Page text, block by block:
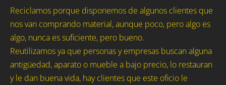
Reciclamos porque disponemos de algunos clientes que
nos van comprando material, aunque poco, pero algo es
algo, nunca es suficiente, pero bueno.
Reutilizamos ya que personas y empresas buscan alguna
antigüedad, aparato o mueble a bajo precio, lo restauran
y le dan buena vida, hay clientes que este oficio le